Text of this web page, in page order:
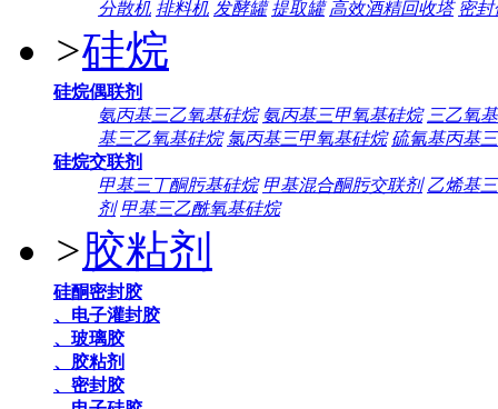
分散机 排料机 发酵罐 提取罐 高效酒精回收塔 密封
>硅烷
硅烷偶联剂
氨丙基三乙氧基硅烷 氨丙基三甲氧基硅烷 三乙氧
基三乙氧基硅烷 氯丙基三甲氧基硅烷 硫氰基丙基
硅烷交联剂
甲基三丁酮肟基硅烷 甲基混合酮肟交联剂 乙烯基
剂 甲基三乙酰氧基硅烷
>胶粘剂
硅酮密封胶
、电子灌封胶
、玻璃胶
、胶粘剂
、密封胶